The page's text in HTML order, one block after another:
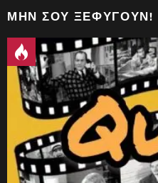
ΜΗΝ ΣΟΥ ΞΕΦΎΓΟΥΝ!